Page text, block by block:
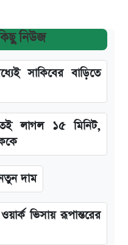
নিউজ
সাকিবের বাড়িতে
লাগল ১৫ মিনিট,
দাম
ভিসায় রূপান্তরের